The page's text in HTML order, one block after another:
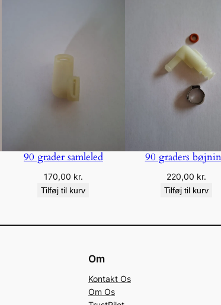
90 grader samleled
170,00 kr.
Tilføj til kurv
90 graders
220,00 kr.
Tilføj til kurv
Om
Kontakt Os
Om Os